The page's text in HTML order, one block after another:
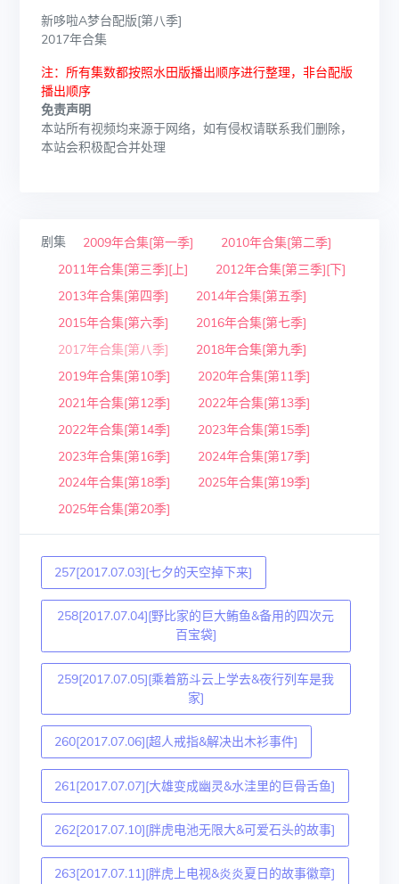
新哆啦A梦台配版[第八季]
2017年合集
注：所有集数都按照水田版播出顺序进行整理，非台配版
播出顺序
免责声明
本站所有视频均来源于网络，如有侵权请联系我们删除，
本站会积极配合并处理
剧集 2009年合集[第一季]
2010年合集[第二季]
2011年合集[第三季][上]
2012年合集[第三季][下]
2013年合集[第四季]
2014年合集[第五季]
2015年合集[第六季]
2016年合集[第七季]
2017年合集[第八季]
2018年合集[第九季]
2019年合集[第10季]
2020年合集[第11季]
2021年合集[第12季]
2022年合集[第13季]
2022年合集[第14季]
2023年合集[第15季]
2023年合集[第16季]
2024年合集[第17季]
2024年合集[第18季]
2025年合集[第19季]
2025年合集[第20季]
257[2017.07.03][七夕的天空掉下来]
258[2017.07.04][野比家的巨大鲔鱼&备用的四次元
百宝袋]
259[2017.07.05][乘着筋斗云上学去&夜行列车是我
家]
260[2017.07.06][超人戒指&解决出木衫事件]
261[2017.07.07][大雄变成幽灵&水洼里的巨骨舌鱼]
262[2017.07.10][胖虎电池无限大&可爱石头的故事]
263[2017.07.11][胖虎上电视&炎炎夏日的故事徽章]